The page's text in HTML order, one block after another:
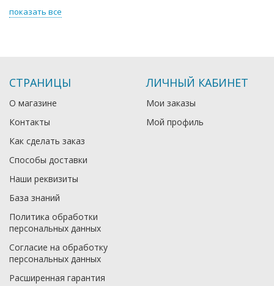
показать все
СТРАНИЦЫ
О магазине
Контакты
Как сделать заказ
Способы доставки
Наши реквизиты
База знаний
Политика обработки
персональных данных
Согласие на обработку
персональных данных
Расширенная гарантия
ЛИЧНЫЙ КАБИНЕТ
Мои заказы
Мой профиль